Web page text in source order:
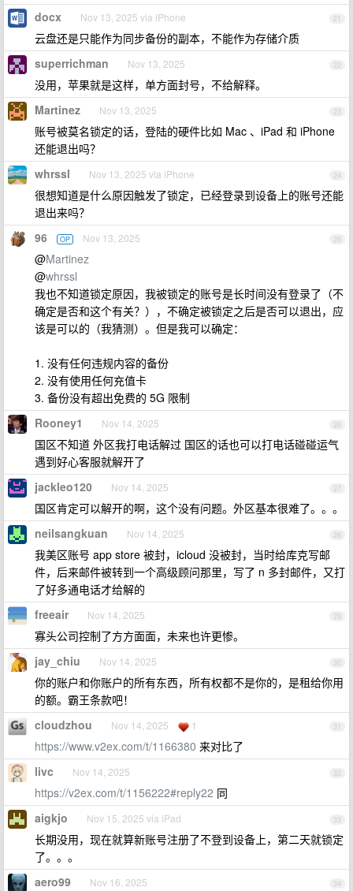
21
docx Nov 13, 2025 via iPhone
云盘还是只能作为同步备份的副本，不能作为存储介质
22
superrichman Nov 13, 2025
没用，苹果就是这样，单方面封号，不给解释。
23
Martinez Nov 13, 2025
账号被莫名锁定的话，登陆的硬件比如 Mac 、iPad 和 iPhone
还能退出吗？
24
whrssl Nov 13, 2025 via iPhone
很想知道是什么原因触发了锁定，已经登录到设备上的账号还能
退出来吗？
25
96 OP Nov 13, 2025
@Martinez
@whrssl
我也不知道锁定原因，我被锁定的账号是长时间没有登录了（不
确定是否和这个有关？），不确定被锁定之后是否可以退出，应
该是可以的（我猜测）。但是我可以确定：
1. 没有任何违规内容的备份
2. 没有使用任何充值卡
3. 备份没有超出免费的 5G 限制
26
Rooney1 Nov 14, 2025
国区不知道 外区我打电话解过 国区的话也可以打电话碰碰运气
遇到好心客服就解开了
27
jackleo120 Nov 14, 2025
国区肯定可以解开的啊，这个没有问题。外区基本很难了。。。
28
neilsangkuan Nov 14, 2025
我美区账号 app store 被封，icloud 没被封，当时给库克写邮
件，后来邮件被转到一个高级顾问那里，写了 n 多封邮件，又打
了好多通电话才给解的
29
freeair Nov 14, 2025
寡头公司控制了方方面面，未来也许更惨。
30
jay_chiu Nov 14, 2025
你的账户和你账户的所有东西，所有权都不是你的，是租给你用
的额。霸王条款吧！
31
cloudzhou Nov 14, 2025 1
https://www.v2ex.com/t/1166380 来对比了
32
livc Nov 14, 2025
https://v2ex.com/t/1156222#reply22 同
33
aigkjo Nov 15, 2025 via iPad
长期没用，现在就算新账号注册了不登到设备上，第二天就锁定
了。。。
34
aero99 Nov 16, 2025